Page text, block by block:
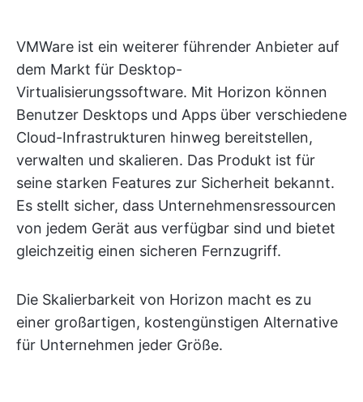
VMWare ist ein weiterer führender Anbieter auf
dem Markt für Desktop-
Virtualisierungssoftware. Mit Horizon können
Benutzer Desktops und Apps über verschiedene
Cloud-Infrastrukturen hinweg bereitstellen,
verwalten und skalieren. Das Produkt ist für
seine starken Features zur Sicherheit bekannt.
Es stellt sicher, dass Unternehmensressourcen
von jedem Gerät aus verfügbar sind und bietet
gleichzeitig einen sicheren Fernzugriff.
Die Skalierbarkeit von Horizon macht es zu
einer großartigen, kostengünstigen Alternative
für Unternehmen jeder Größe.